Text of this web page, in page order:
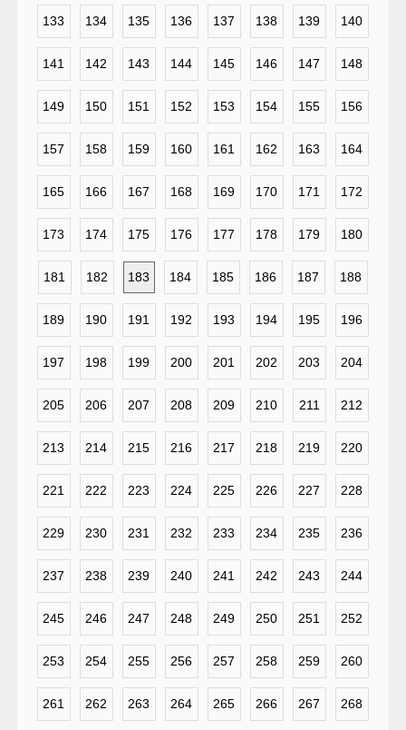
133 134 135 136 137 138 139 140
141 142 143 144 145 146 147 148
149 150 151 152 153 154 155 156
157 158 159 160 161 162 163 164
165 166 167 168 169 170 171 172
173 174 175 176 177 178 179 180
181 182 183 184 185 186 187 188
189 190 191 192 193 194 195 196
197 198 199 200 201 202 203 204
205 206 207 208 209 210 211 212
213 214 215 216 217 218 219 220
221 222 223 224 225 226 227 228
229 230 231 232 233 234 235 236
237 238 239 240 241 242 243 244
245 246 247 248 249 250 251 252
253 254 255 256 257 258 259 260
261 262 263 264 265 266 267 268